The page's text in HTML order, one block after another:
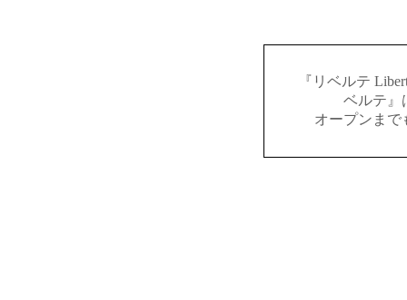
『リベルテ
ベルテ』
オープンまで